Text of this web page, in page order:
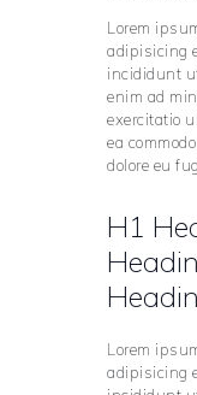
Lorem
adipisicing
incididunt
enim ad
exercitatio
ea
dolore eu
H1
Lorem
adipisicing